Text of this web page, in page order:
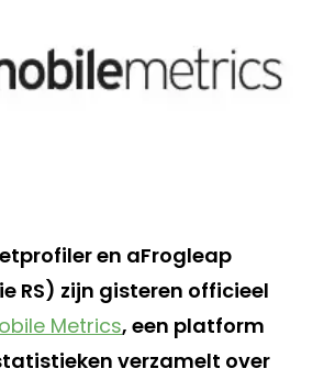
en aFrogleap
RS) zijn gisteren officieel
Metrics, een platform
verzamelt over